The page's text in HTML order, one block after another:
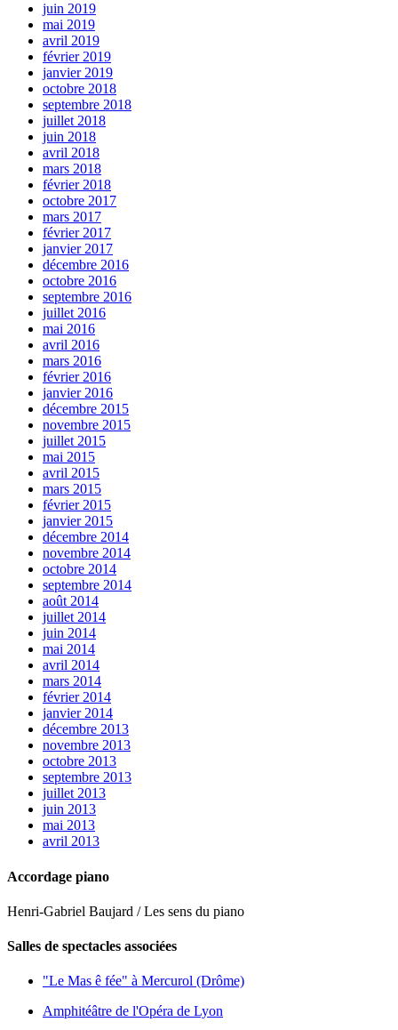
juin 2019
mai 2019
avril 2019
février 2019
janvier 2019
octobre 2018
septembre 2018
juillet 2018
juin 2018
avril 2018
mars 2018
février 2018
octobre 2017
mars 2017
février 2017
janvier 2017
décembre 2016
octobre 2016
septembre 2016
juillet 2016
mai 2016
avril 2016
mars 2016
février 2016
janvier 2016
décembre 2015
novembre 2015
juillet 2015
mai 2015
avril 2015
mars 2015
février 2015
janvier 2015
décembre 2014
novembre 2014
octobre 2014
septembre 2014
août 2014
juillet 2014
juin 2014
mai 2014
avril 2014
mars 2014
février 2014
janvier 2014
décembre 2013
novembre 2013
octobre 2013
septembre 2013
juillet 2013
juin 2013
mai 2013
avril 2013
Accordage piano
Henri-Gabriel Baujard / Les sens du piano
Salles de spectacles associées
"Le Mas ê fée" à Mercurol (Drôme)
Amphitéâtre de l'Opéra de Lyon